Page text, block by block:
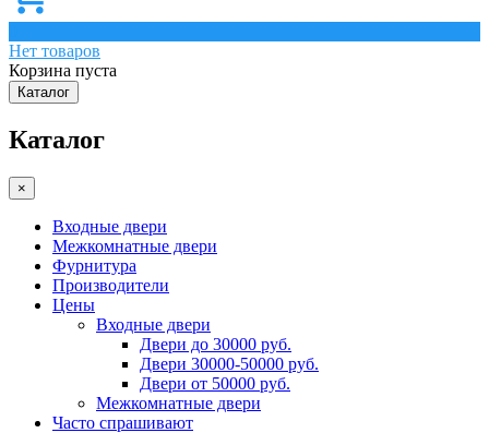
Нет товаров
Корзина пуста
Каталог
Каталог
×
Входные двери
Межкомнатные двери
Фурнитура
Производители
Цены
Входные двери
Двери до 30000 руб.
Двери 30000-50000 руб.
Двери от 50000 руб.
Межкомнатные двери
Часто спрашивают